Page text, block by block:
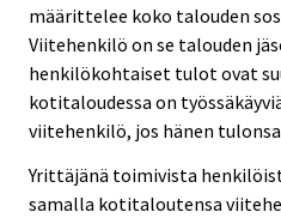
määrittelee koko talouden
Viitehenkilö on se talouden
henkilökohtaiset tulot ovat
kotitaloudessa on
viitehenkilö, jos hänen
Yrittäjänä toimivista
samalla kotitaloutensa